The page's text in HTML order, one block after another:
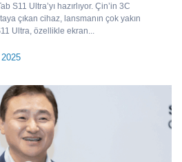
S11 Ultra’yı hazırlıyor. Çin’in 3C
çıkan cihaz, lansmanın çok yakın
Ultra, özellikle ekran...